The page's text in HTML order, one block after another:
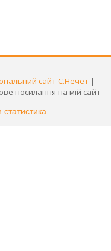
сайт С.Нечет |
посилання на мій сайт